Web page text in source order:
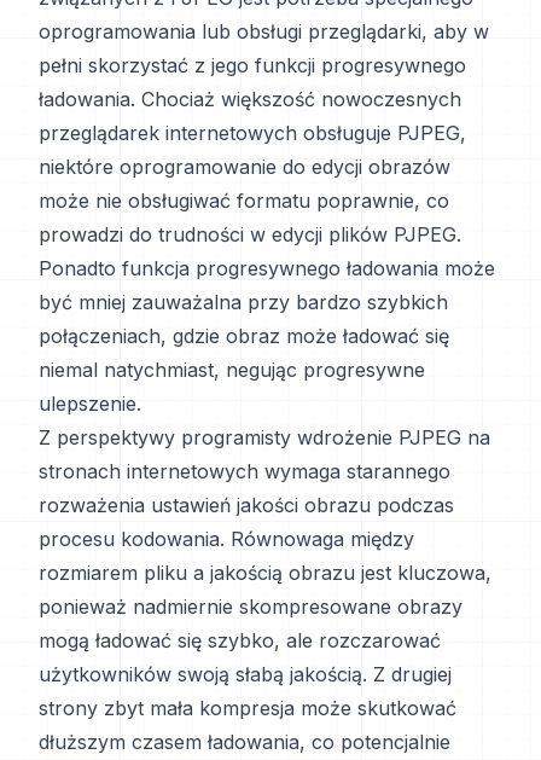
oprogramowania lub obsługi przeglądarki, aby w
pełni skorzystać z jego funkcji progresywnego
ładowania. Chociaż większość nowoczesnych
przeglądarek internetowych obsługuje PJPEG,
niektóre oprogramowanie do edycji obrazów
może nie obsługiwać formatu poprawnie, co
prowadzi do trudności w edycji plików PJPEG.
Ponadto funkcja progresywnego ładowania może
być mniej zauważalna przy bardzo szybkich
połączeniach, gdzie obraz może ładować się
niemal natychmiast, negując progresywne
ulepszenie.
Z perspektywy programisty wdrożenie PJPEG na
stronach internetowych wymaga starannego
rozważenia ustawień jakości obrazu podczas
procesu kodowania. Równowaga między
rozmiarem pliku a jakością obrazu jest kluczowa,
ponieważ nadmiernie skompresowane obrazy
mogą ładować się szybko, ale rozczarować
użytkowników swoją słabą jakością. Z drugiej
strony zbyt mała kompresja może skutkować
dłuższym czasem ładowania, co potencjalnie